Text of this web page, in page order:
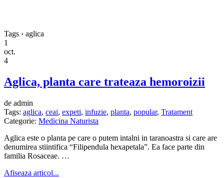
Tags › aglica
1
oct.
4
Aglica, planta care trateaza hemoroizii
de admin
Tags: aglica, ceai, expeti, infuzie, planta, popular, Tratament
Categorie: Medicina Naturista
Aglica este o planta pe care o putem intalni in taranoastra si care are
denumirea stiintifica “Filipendula hexapetala”. Ea face parte din
familia Rosaceae. …
Afiseaza articol...